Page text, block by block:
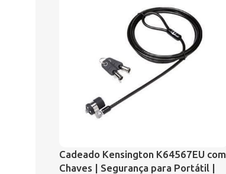
Cadeado Kensington K64567EU com
Chaves | Segurança para Portátil |